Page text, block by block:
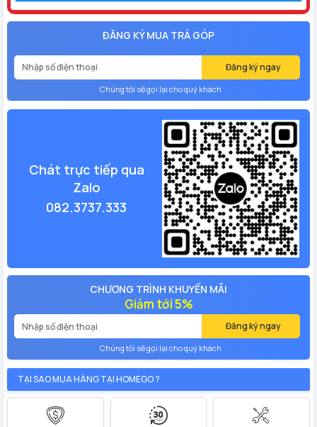
ĐĂNG KÝ MUA TRẢ GÓP
Đăng ký ngay
Chúng tôi sẽ gọi lại cho quý khách
Chát trực tiếp qua
Zalo
082.3737.333
CHƯƠNG TRÌNH KHUYẾN MÃI
Giảm tới 5%
Đăng ký ngay
Chúng tôi sẽ gọi lại cho quý khách
TẠI SAO MUA HÀNG TẠI HOMEGO ?